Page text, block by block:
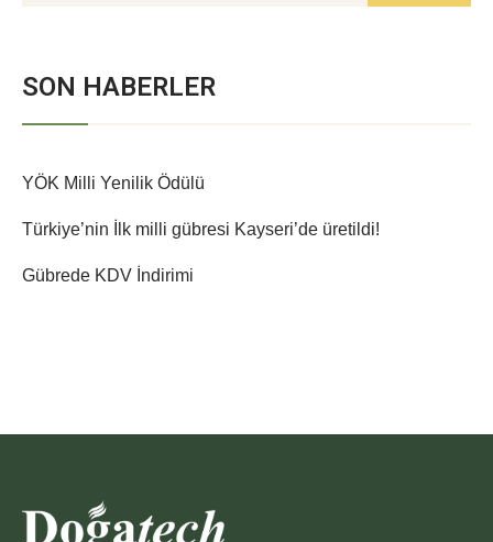
SON HABERLER
YÖK Milli Yenilik Ödülü
Türkiye’nin İlk milli gübresi Kayseri’de üretildi!
Gübrede KDV İndirimi